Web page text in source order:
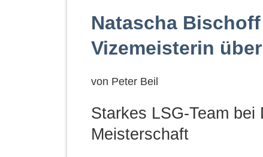
Natascha
Vizemeisterin
von Peter Beil
Starkes LSG-Team bei
Meisterschaft